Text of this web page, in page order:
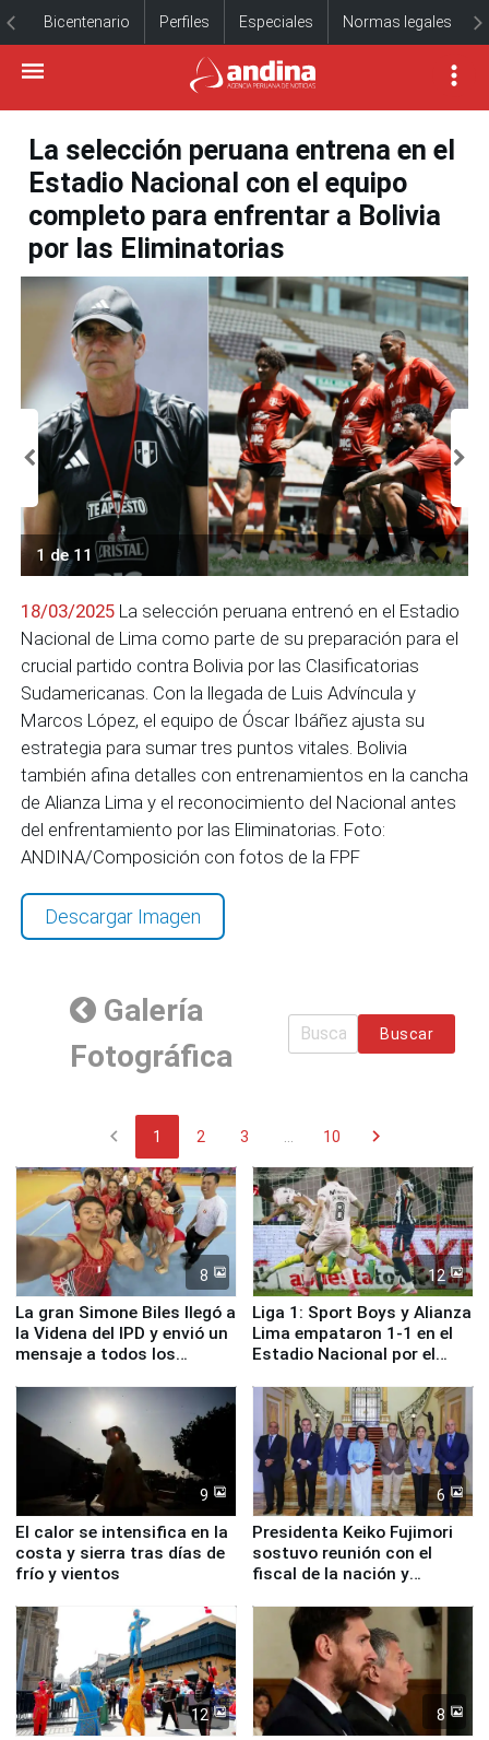
Bicentenario Perfiles Especiales Normas legales
La selección peruana entrena en el
Estadio Nacional con el equipo
completo para enfrentar a Bolivia
por las Eliminatorias
1 de 11
18/03/2025 La selección peruana entrenó en el Estadio
Nacional de Lima como parte de su preparación para el
crucial partido contra Bolivia por las Clasificatorias
Sudamericanas. Con la llegada de Luis Advíncula y
Marcos López, el equipo de Óscar Ibáñez ajusta su
estrategia para sumar tres puntos vitales. Bolivia
también afina detalles con entrenamientos en la cancha
de Alianza Lima y el reconocimiento del Nacional antes
del enfrentamiento por las Eliminatorias. Foto:
ANDINA/Composición con fotos de la FPF
Descargar Imagen
Galería
Fotográfica
Buscar
chevron_left 1 2 3 10 chevron_right
8
La gran Simone Biles llegó a
la Videna del IPD y envió un
mensaje a todos los
12
Liga 1: Sport Boys y Alianza
Lima empataron 1-1 en el
Estadio Nacional por el
9
El calor se intensifica en la
costa y sierra tras días de
frío y vientos
6
Presidenta Keiko Fujimori
sostuvo reunión con el
fiscal de la nación y
12 8